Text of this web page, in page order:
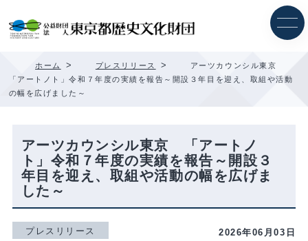
ホーム > プレスリリース >
アーツカウンシル東京
「アートノト」令和７年度の実績を報告～開設３年目を迎え、取組や活動
の幅を広げました～
アーツカウンシル東京 「アートノ
ト」令和７年度の実績を報告～開設３
年目を迎え、取組や活動の幅を広げま
した～
プレスリリース 2026年06月03日